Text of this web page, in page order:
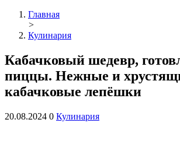
Главная
>
Кулинария
Кабачковый шедевр,
пиццы. Нежные и
кабачковые лепёшки
20.08.2024 0 Кулинария